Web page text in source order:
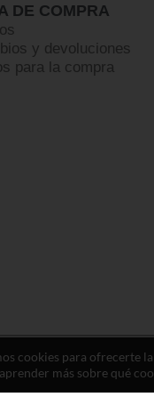
DE COMPRA
y devoluciones
para la compra
reservados.
cookies para ofrecerte
más sobre qué